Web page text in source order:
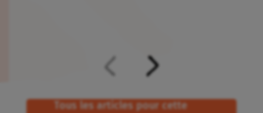
Tous les articles pour cette